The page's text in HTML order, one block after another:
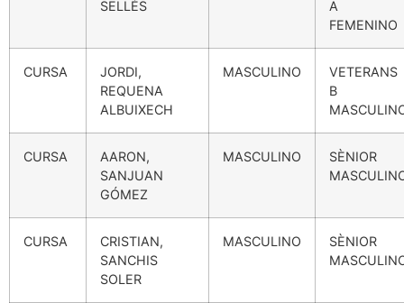
SELLÉS
A
FEMENINO
CURSA
JORDI,
REQUENA
ALBUIXECH
MASCULINO
VETERANS
B
CURSA
AARON,
SANJUAN
GÓMEZ
MASCULINO
SÈNIOR
CURSA
CRISTIAN,
SANCHIS
SOLER
MASCULINO
SÈNIOR